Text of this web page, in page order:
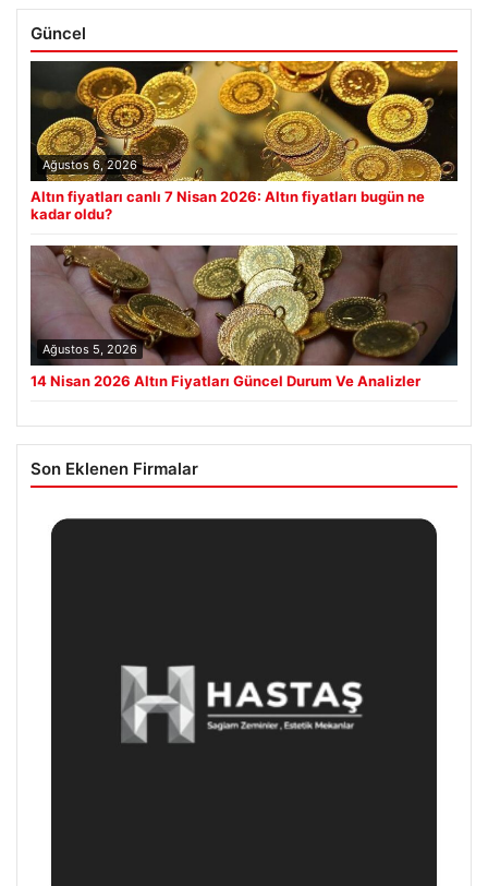
Güncel
Ağustos 6, 2026
Altın fiyatları canlı 7 Nisan 2026: Altın fiyatları bugün ne
kadar oldu?
Ağustos 5, 2026
14 Nisan 2026 Altın Fiyatları Güncel Durum Ve Analizler
Son Eklenen Firmalar